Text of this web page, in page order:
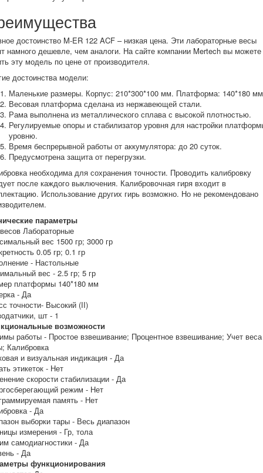
достоинство M-ER 122 ACF – низкая цена. Эти лабораторные весы
намного дешевле, чем аналоги. На сайте компании Mertech вы можете
эту модель по цене от производителя.
достоинства модели:
Маленькие размеры. Корпус: 210*300*100 мм. Платформа: 140*180
Весовая платформа сделана из нержавеющей стали.
Рама выполнена из металлического сплава с высокой плотностью.
Регулируемые опоры и стабилизатор уровня для настройки
уровню.
Время беспрерывной работы от аккумулятора: до 20 суток.
Предусмотрена защита от перегрузки.
необходима для сохранения точности. Проводить калибровку
после каждого выключения. Калибровочная гиря входит в
Использование других гирь возможно. Но не рекомендовано
параметры
Лабораторные
вес 1500 гр; 3000 гр
0.05 гр; 0.1 гр
- Настольные
вес - 2.5 гр; 5 гр
платформы 140*180 мм
- Да
точности- Высокий (II)
шт - 1
возможности
работы - Простое взвешивание; Процентное взвешивание; Учет веса
Калибровка
и визуальная индикация - Да
этикеток - Нет
скорости стабилизации - Да
режим - Нет
память - Нет
- Да
выборки тары - Весь диапазон
измерения - Гр, тола
самодиагностики - Да
- Да
функционирования